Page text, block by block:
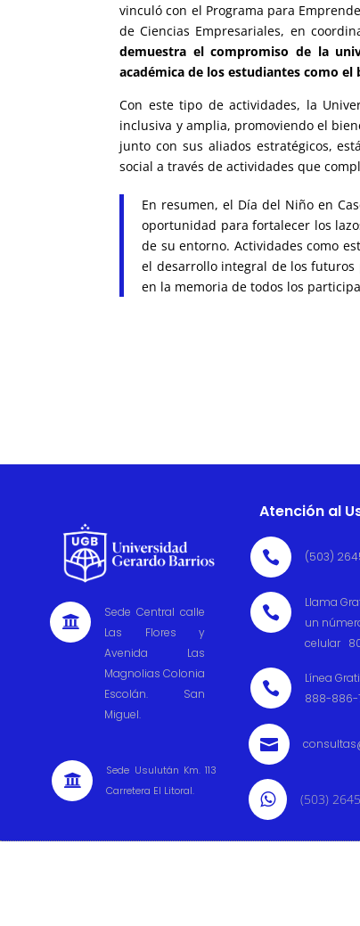
vinculó con el Programa para
de Ciencias Empresariales, en
demuestra el compromiso de la
académica de los estudiantes como
Con este tipo de actividades, la
inclusiva y amplia, promoviendo el
junto con sus aliados estratégicos,
social a través de actividades que
En resumen, el Día del Niño en
oportunidad para fortalecer los
de su entorno. Actividades como
el desarrollo integral de los futuros
en la memoria de todos los

Sede Central calle
Las Flores y
Avenida Las
Magnolias Colonia
Escolán. San
Miguel.

Sede Usulután Km. 113
Carretera El Litoral.
Atención al
 (503)

Llama
un
celular

Línea
888-886-

 (503)